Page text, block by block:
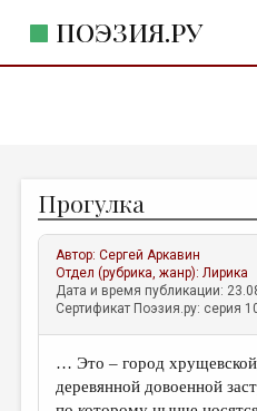
ПОЭЗИЯ.РУ
ЖАНРЫ
АВТОРЫ
КОММЕНТАРИИ
ЛИТСАЛОН
НОВОСТИ
Прогулка
Автор:Сергей Аркавин
Отдел (рубрика, жанр):Лирика
Дата и время публикации:
Сертификат Поэзия.ру: серия
… Это – город
деревянной довоенной